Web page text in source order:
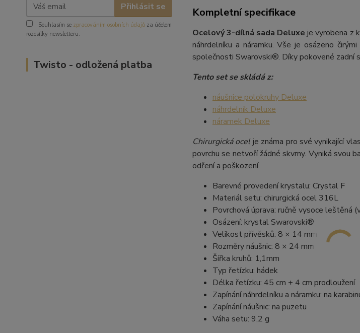
Přihlásit se
Souhlasím se zpracováním osobních údajů za účelem
rozesílky newsletteru.
Twisto - odložená platba
Kompletní specifikace
Ocelový 3-dílná sada Deluxe je vyrobena z
náhrdelníku a náramku. Vše je osázeno
společnosti Swarovski®. Díky pokovené zadní
Tento set se skládá z:
náušnice polokruhy Deluxe
náhrdelník Deluxe
náramek Deluxe
Chirurgická ocel je známa pro své vynikající
povrchu se netvoří žádné skvrny. Vyniká svou
odření a poškození.
Barevné provedení krystalu: Crystal F
Materiál setu: chirurgická ocel 316L
Povrchová úprava: ručně vysoce leštěná
Osázení: krystal Swarovski®
Velikost přívěsků: 8 × 14 mm
Rozměry náušnic: 8 × 24 mm
Šířka kruhů: 1,1mm
Typ řetízku: hádek
Délka řetízku: 45 cm + 4 cm prodloužení
Zapínání náhrdelníku a náramku: na
Zapínání náušnic: na puzetu
Váha setu: 9,2 g